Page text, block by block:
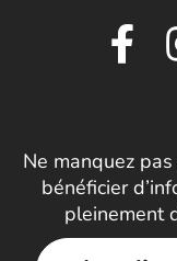
Ne manquez
bénéficier
pleinement